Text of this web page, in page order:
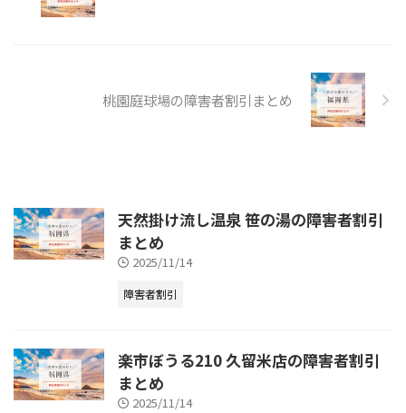
桃園庭球場の障害者割引まとめ
天然掛け流し温泉 笹の湯の障害者割引
まとめ
2025/11/14
障害者割引
楽市ぼうる210 久留米店の障害者割引
まとめ
2025/11/14